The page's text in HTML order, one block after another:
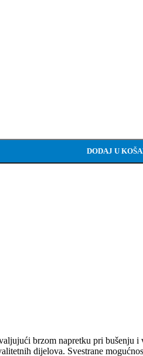
DODAJ U
brzom napretku pri
dijelova. Svestrane